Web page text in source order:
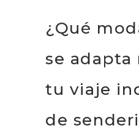
¿Qué
se adapta
tu viaje
de